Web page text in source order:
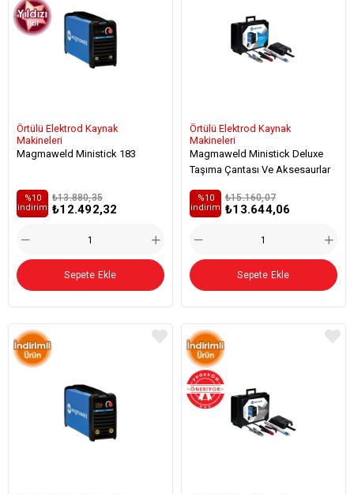
Örtülü Elektrod Kaynak
Makineleri
Magmaweld Ministick 183
₺12.492,32
₺13.880,35
%10
i̇ndirim
Sepete Ekle
Örtülü Elektrod Kaynak
Makineleri
Magmaweld Ministick Deluxe
Taşıma Çantası Ve Aksesaurlar
₺13.644,06
₺15.160,07
%10
i̇ndirim
Sepete Ekle